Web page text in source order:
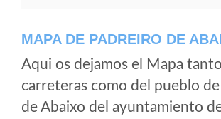
MAPA DE PADREIRO DE
Aqui os dejamos el Mapa
carreteras como del pueblo
de Abaixo del ayuntamiento